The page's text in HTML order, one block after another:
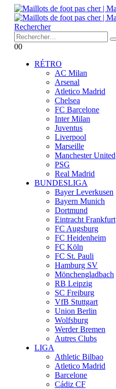
Rechercher
00
RÉTRO
AC Milan
Arsenal
Atletico Madrid
Chelsea
FC Barcelone
Inter Milan
Juventus
Liverpool
Marseille
Manchester United
PSG
Real Madrid
BUNDESLIGA
Bayer Leverkusen
Bayern Munich
Dortmund
Eintracht Frankfurt
FC Augsburg
FC Heidenheim
FC Köln
FC St. Pauli
Hamburg SV
Mönchengladbach
RB Leipzig
SC Freiburg
VfB Stuttgart
Union Berlin
Wolfsburg
Werder Bremen
Autres Clubs
LIGA
Athletic Bilbao
Atletico Madrid
Barcelone
Cádiz CF